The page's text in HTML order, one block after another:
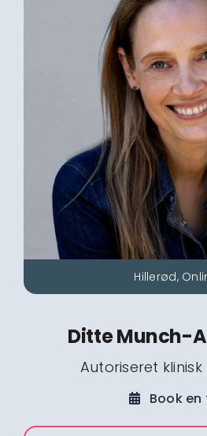
Hillerød,
Ditte Munch-
Autoriseret
Book en